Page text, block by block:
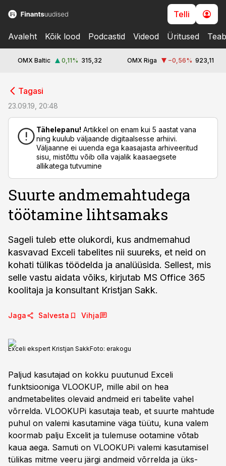
Telli
Avaleht Kõik lood Podcastid Videod Üritused
OMX Baltic 0,11% 315,32 OMX Riga −0,56% 923,11
Tagasi
23.09.19, 20:48
Tähelepanu! Artikkel on enam kui 5 aastat vana
ning kuulub väljaande digitaalsesse arhiivi.
Väljaanne ei uuenda ega kaasajasta arhiveeritud
sisu, mistõttu võib olla vajalik kaasaegsete
allikatega tutvumine
Suurte andmemahtudega
töötamine lihtsamaks
Sageli tuleb ette olukordi, kus andmemahud
kasvavad Exceli tabelites nii suureks, et neid on
kohati tülikas töödelda ja analüüsida. Sellest, mis
selle vastu aidata võiks, kirjutab MS Office 365
koolitaja ja konsultant Kristjan Sakk.
Jaga Salvesta Vihja
Exceli ekspert Kristjan SakkFoto: erakogu
Paljud kasutajad on kokku puutunud Exceli
funktsiooniga VLOOKUP, mille abil on hea
andmetabelites olevaid andmeid eri tabelite vahel
võrrelda. VLOOKUPi kasutaja teab, et suurte mahtude
puhul on valemi kasutamine väga tüütu, kuna valem
koormab palju Excelit ja tulemuse ootamine võtab
kaua aega. Samuti on VLOOKUPi valemi kasutamisel
tülikas mitme veeru järgi andmeid võrrelda ja üks-